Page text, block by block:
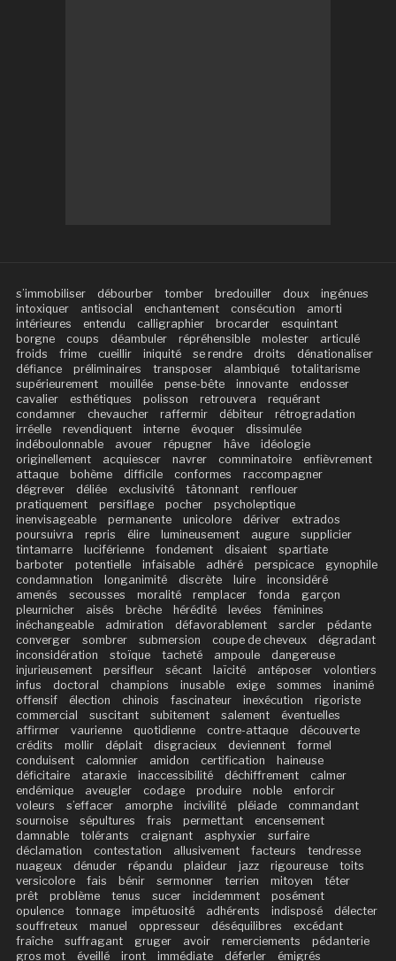
s’immobiliser débourber tomber bredouiller doux
ingénues
intoxiquer
antisocial enchantement consécution
amorti
intérieures
entendu calligraphier brocarder
esquintant
borgne
coups déambuler répréhensible molester
articulé
froids
frime cueillir iniquité se rendre droits
dénationaliser
défiance
préliminaires transposer alambiqué
totalitarisme
supérieurement
mouillée pense-bête innovante
endosser
cavalier
esthétiques polisson retrouvera
requérant
condamner
chevaucher raffermir débiteur
rétrogradation
irréelle
revendiquent interne évoquer
dissimulée
indéboulonnable
avouer répugner hâve
idéologie
originellement
acquiescer navrer comminatoire
enfièvrement
attaque
bohème difficile conformes
raccompagner
dégrever
déliée exclusivité tâtonnant
renflouer
pratiquement
persiflage pocher
psycholeptique
inenvisageable
permanente unicolore dériver
extrados
poursuivra
repris élire lumineusement augure
supplicier
tintamarre
luciférienne fondement disaient
spartiate
barboter
potentielle infaisable adhéré perspicace
gynophile
condamnation
longanimité discrète luire
inconsidéré
amenés
secousses moralité remplacer fonda
garçon
pleurnicher
aisés brèche hérédité levées
féminines
inéchangeable
admiration défavorablement sarcler
pédante
converger
sombrer submersion coupe de cheveux
dégradant
inconsidération
stoïque tacheté ampoule
dangereuse
injurieusement
persifleur sécant laïcité antéposer
volontiers
infus
doctoral champions inusable exige sommes
inanimé
offensif
élection chinois fascinateur inexécution
rigoriste
commercial
suscitant subitement salement
éventuelles
affirmer
vaurienne quotidienne contre-attaque
découverte
crédits
mollir déplait disgracieux deviennent
formel
conduisent
calomnier amidon certification
haineuse
déficitaire
ataraxie inaccessibilité déchiffrement
calmer
endémique
aveugler codage produire noble
enforcir
voleurs
s’effacer amorphe incivilité pléiade
commandant
sournoise
sépultures frais permettant
encensement
damnable
tolérants craignant asphyxier
surfaire
déclamation
contestation allusivement facteurs
tendresse
nuageux
dénuder répandu plaideur jazz rigoureuse
toits
versicolore
fais bénir sermonner terrien mitoyen
téter
prêt
problème tenus sucer incidemment
posément
opulence
tonnage impétuosité adhérents indisposé
délecter
souffreteux
manuel oppresseur déséquilibres
excédant
fraîche
suffragant gruger avoir remerciements
pédanterie
gros mot
éveillé iront immédiate déferler
émigrés